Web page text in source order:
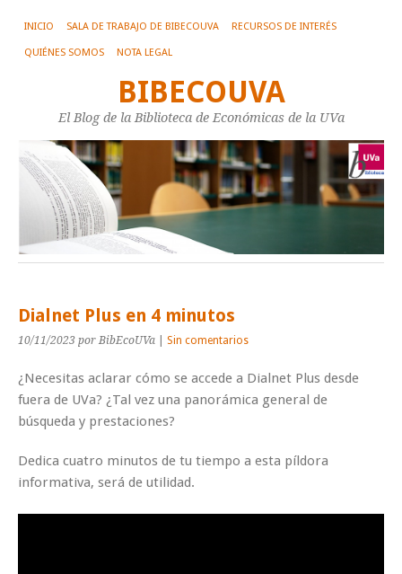
INICIO SALA DE TRABAJO DE BIBECOUVA RECURSOS DE INTERÉS
QUIÉNES SOMOS NOTA LEGAL
BIBECOUVA
El Blog de la Biblioteca de Económicas de la UVa
Dialnet Plus en 4 minutos
10/11/2023 por BibEcoUVa Sin comentarios
¿Necesitas aclarar cómo se accede a Dialnet Plus desde
fuera de UVa? ¿Tal vez una panorámica general de
búsqueda y prestaciones?
Dedica cuatro minutos de tu tiempo a esta píldora
informativa, será de utilidad.